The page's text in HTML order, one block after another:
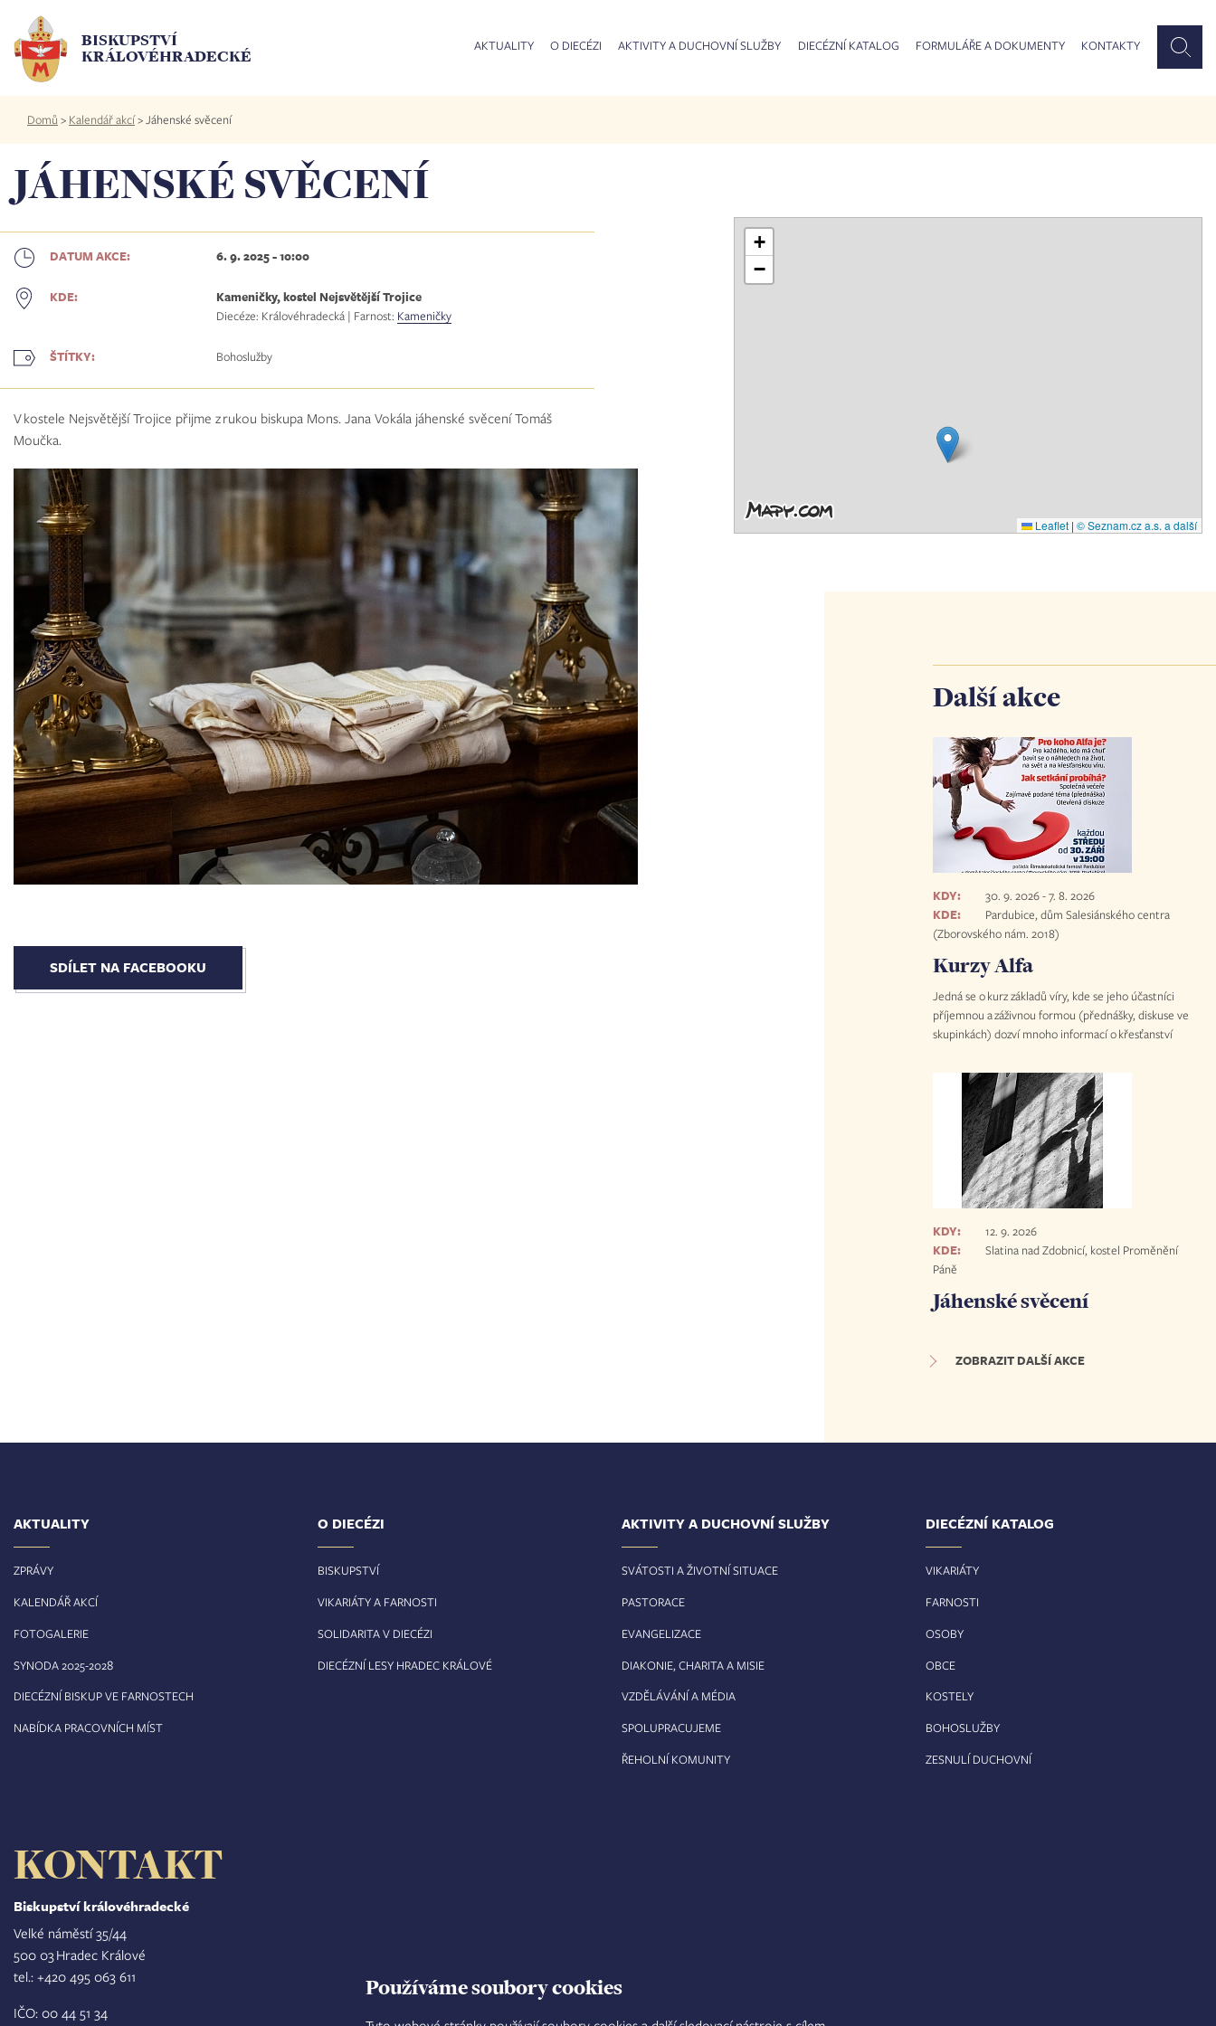
Používáme soubory cookies
hlavnímu
obsahu
BISKUPSTVÍ
KRÁLOVÉHRADECKÉ
AKTUALITY O DIECÉZI AKTIVITY A DUCHOVNÍ SLUŽBY DIECÉZNÍ KATALOG FORMULÁŘE A DOKUMENTY KONTAKTY
Drobečková
navigace
Domů > Kalendář akcí>Jáhenské svěcení
JÁHENSKÉ SVĚCENÍ
DATUM AKCE: 6. 9. 2025 - 10:00
KDE:
Kameničky, kostel Nejsvětější Trojice
Diecéze: Královéhradecká | Farnost: Kameničky
ŠTÍTKY: Bohoslužby
V kostele Nejsvětější Trojice přijme z rukou biskupa Mons. Jana Vokála jáhenské svěcení Tomáš
Moučka.
SDÍLET NA FACEBOOKU
+
−
Leaflet | © Seznam.cz a.s. a další
Další akce
KDY: 30. 9. 2026-7. 8. 2026
KDE:
Pardubice, dům Salesiánského centra
(Zborovského nám. 2018)
Kurzy Alfa
Jedná se o kurz základů víry, kde se jeho účastníci
příjemnou a záživnou formou (přednášky, diskuse ve
skupinkách) dozví mnoho informací o křesťanství
KDY:
12. 9. 2026
KDE:
Slatina nad Zdobnicí, kostel Proměnění
Páně
Jáhenské svěcení
ZOBRAZIT DALŠÍ AKCE
AKTUALITY
ZPRÁVY
KALENDÁŘ AKCÍ
FOTOGALERIE
SYNODA 2025-2028
DIECÉZNÍ BISKUP VE FARNOSTECH
NABÍDKA PRACOVNÍCH MÍST
O DIECÉZI
BISKUPSTVÍ
VIKARIÁTY A FARNOSTI
SOLIDARITA V DIECÉZI
DIECÉZNÍ LESY HRADEC KRÁLOVÉ
AKTIVITY A DUCHOVNÍ SLUŽBY
SVÁTOSTI A ŽIVOTNÍ SITUACE
PASTORACE
EVANGELIZACE
DIAKONIE, CHARITA A MISIE
VZDĚLÁVÁNÍ A MÉDIA
SPOLUPRACUJEME
ŘEHOLNÍ KOMUNITY
DIECÉZNÍ KATALOG
VIKARIÁTY
FARNOSTI
OSOBY
OBCE
KOSTELY
BOHOSLUŽBY
ZESNULÍ DUCHOVNÍ
KONTAKT
Biskupství královéhradecké
Velké náměstí 35/44
500 03 Hradec Králové
tel.: +420 495 063 611
IČO: 00 44 51 34